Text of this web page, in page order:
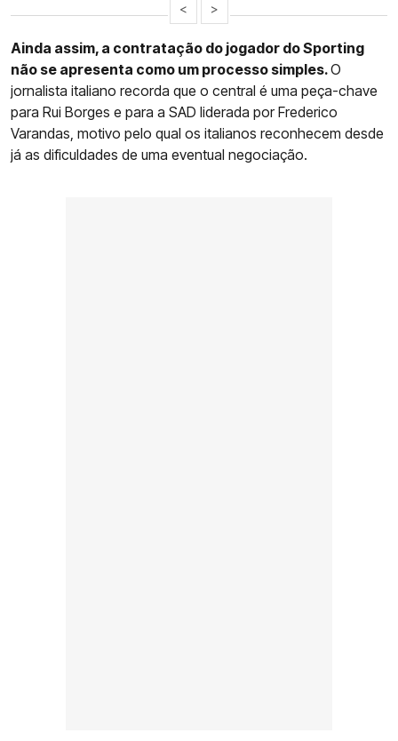
< >
Ainda assim, a contratação do jogador do Sporting
não se apresenta como um processo simples.O
jornalista italiano recorda que o central é uma peça-chave
para Rui Borges e para a SAD liderada por Frederico
Varandas, motivo pelo qual os italianos reconhecem desde
já as dificuldades de uma eventual negociação.